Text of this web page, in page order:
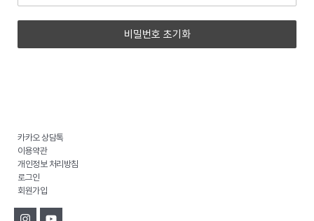
카카오 상담톡
이용약관
개인정보 처리방침
로그인
회원가입